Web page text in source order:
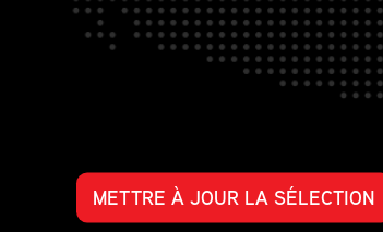
METTRE À JOUR LA SÉLECTION